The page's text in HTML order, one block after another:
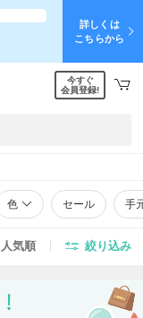
詳しくは
こちらから
今すぐ
会員登録!
色 セール 手
人気順 絞り込み